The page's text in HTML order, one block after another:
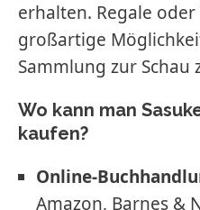
erhalten. Regale
großartige
Sammlung zur Schau
Wo kann man
kaufen?
Online-
Amazon, Barnes &